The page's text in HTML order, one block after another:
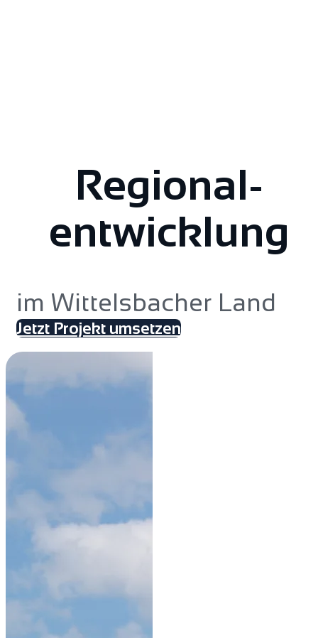
Regional­
entwicklung
im Wittelsbacher Land
Jetzt Projekt umsetzen